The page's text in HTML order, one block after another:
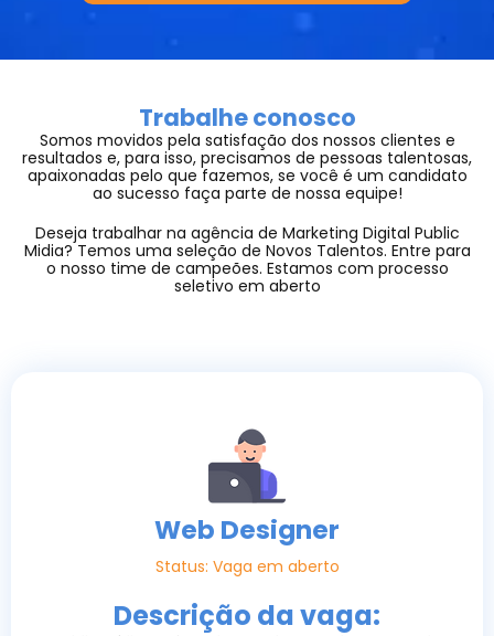
Trabalhe conosco
Somos movidos pela satisfação dos nossos clientes e
resultados e, para isso, precisamos de pessoas talentosas,
apaixonadas pelo que fazemos, se você é um candidato
ao sucesso faça parte de nossa equipe!
Deseja trabalhar na agência de Marketing Digital Public
Midia? Temos uma seleção de Novos Talentos. Entre para
o nosso time de campeões. Estamos com processo
seletivo em aberto
Web Designer
Status: Vaga em aberto
Descrição da vaga: